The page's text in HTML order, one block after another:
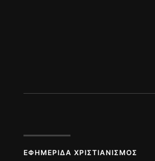
ΕΦΗΜΕΡΊΔΑ ΧΡΙΣΤΙΑΝΙΣΜΌΣ